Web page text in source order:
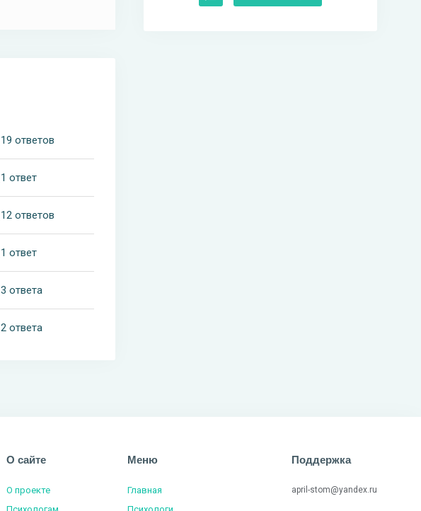
19 ответов
1 ответ
12 ответов
1 ответ
3 ответа
2 ответа
О сайте
О проекте
Меню
Главная
Поддержка
april-stom@yandex.ru